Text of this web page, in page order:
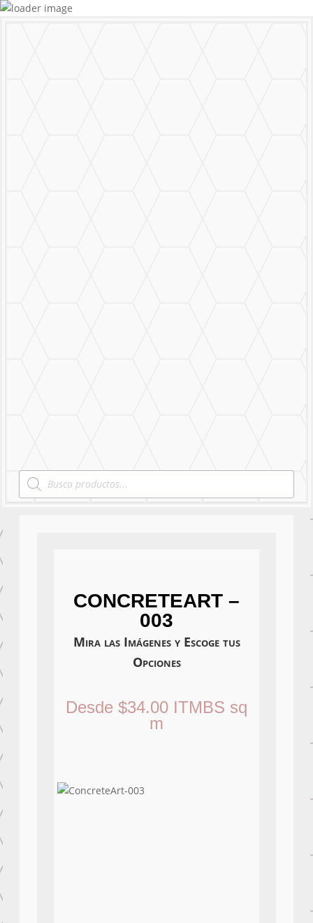
Products
search
CONCRETEART –
003
Mira las Imágenes y Escoge tus
Opciones
Desde $34.00 ITMBS sq
m